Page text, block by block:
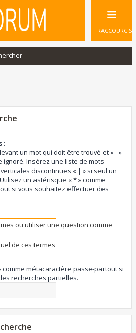
RACCOURCIS
:
un mot qui doit être trouvé et « - »
ignoré. Insérez une liste de mots
discontinues « | » si seul un
un astérisque « * » comme
si vous souhaitez effectuer des
ou utiliser une question comme
de ces termes
métacaractère passe-partout si
recherches partielles.